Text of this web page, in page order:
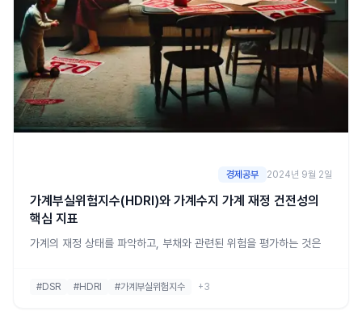
경제공부 2024년 9월 2일
가계부실위험지수(HDRI)와 가계수지 가계 재정 건전성의
핵심 지표
가계의 재정 상태를 파악하고, 부채와 관련된 위험을 평가하는 것은
#DSR #HDRI #가계부실위험지수 +3